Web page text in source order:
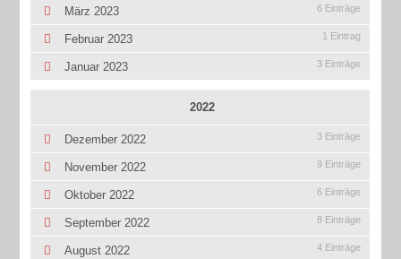
März 2023 6 Einträge
Februar 2023 1 Eintrag
Januar 2023 3 Einträge
2022
Dezember 2022 3 Einträge
November 2022 9 Einträge
Oktober 2022 6 Einträge
September 2022 8 Einträge
August 2022 4 Einträge